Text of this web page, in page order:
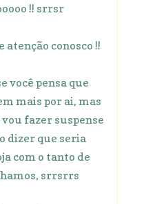
!! srrsr
atenção conosco !!
você pensa que
mais por ai, mas
fazer suspense
dizer que seria
com o tanto de
srrsrrs